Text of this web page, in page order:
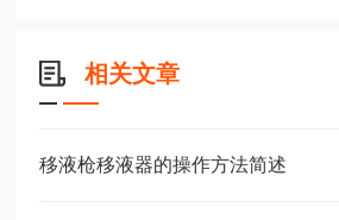
相关文章
移液枪移液器的操作方法简述